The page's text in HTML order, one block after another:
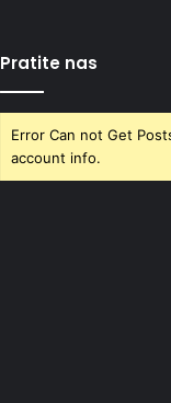
Pratite nas
Error Can not Get
account info.